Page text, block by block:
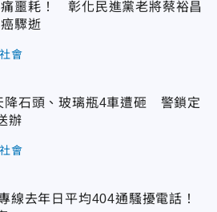
痛噩耗！ 彰化民進黨老將蔡裕昌
驟逝
社會
降石頭、玻璃瓶4車遭砸 警鎖定
辦
社會
線去年日平均404通騷擾電話！